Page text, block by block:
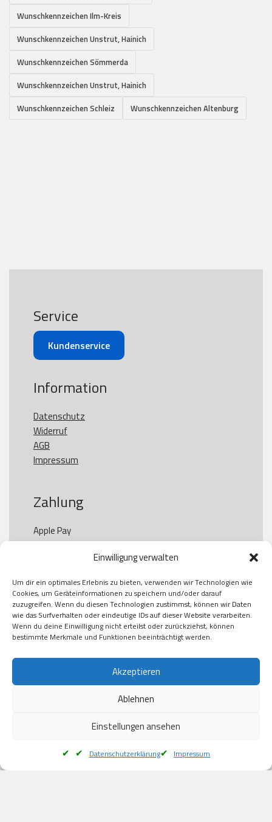
Einwilligung verwalten
Um dir ein optimales Erlebnis zu bieten, verwenden wir Technologien wie
Cookies, um Geräteinformationen zu speichern und/oder darauf
zuzugreifen. Wenn du diesen Technologien zustimmst, können wir Daten
wie das Surfverhalten oder eindeutige IDs auf dieser Website verarbeiten.
Wenn du deine Einwilligung nicht erteilst oder zurückziehst, können
bestimmte Merkmale und Funktionen beeinträchtigt werden.
Akzeptieren
Ablehnen
Einstellungen ansehen
Datenschutzerklärung Impressum
Wunschkennzeichen Ilm-Kreis
Wunschkennzeichen Unstrut, Hainich
Wunschkennzeichen Sömmerda
Wunschkennzeichen Unstrut, Hainich
Wunschkennzeichen Schleiz
Wunschkennzeichen Altenburg
Service
Kundenservice
Information
Datenschutz
Widerruf
AGB
Impressum
Zahlung
Apple Pay
Paypal
Kauf auf Rechung
Klarna
American Express